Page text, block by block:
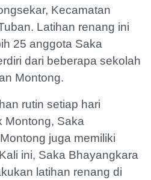
Kecamatan
Latihan renang ini
25 anggota Saka
dari beberapa sekolah
Montong.
rutin setiap hari
Montong, Saka
juga memiliki
ini, Saka Bhayangkara
latihan renang di